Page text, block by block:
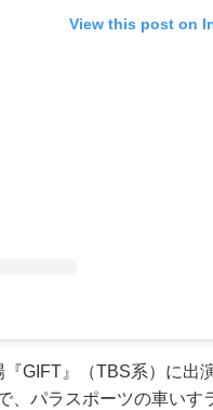
View this post on
GIFT』（TBS系）に出
、パラスポーツの車いす